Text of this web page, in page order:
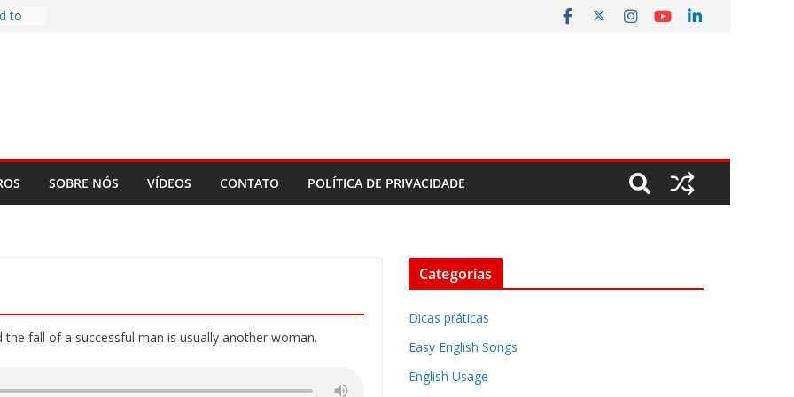
to
SOBRE NÓS VÍDEOS CONTATO POLÍTICA DE PRIVACIDADE
fall of a successful man is usually another woman.
Categorias
Dicas práticas
Easy English Songs
English Usage